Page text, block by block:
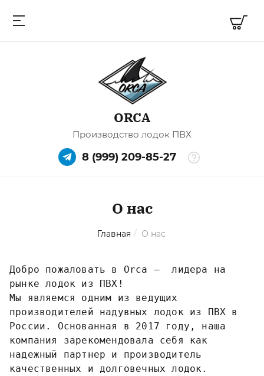
ORCA
Производство лодок ПВХ
8 (999) 209-85-27
О нас
Главная / О нас
Добро пожаловать в Orca – лидера на
рынке лодок из ПВХ!
Мы являемся одним из ведущих
производителей надувных лодок из ПВХ в
России. Основанная в 2017 году, наша
компания зарекомендовала себя как
надежный партнер и производитель
качественных и долговечных лодок.